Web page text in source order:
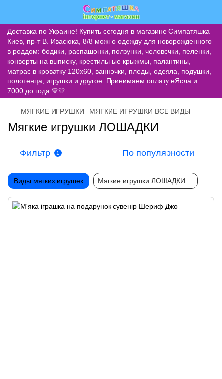
Доставка по Украине! Купить сегодня в магазине Симпатяшка
Киев, пр-т В. Ивасюка, 8/8 можно одежду для новорожденного
в роддом: бодики, распашонки, ползунки, человечки, пеленки,
конверты на выписку, крестильные крыжмы, палантины,
матрас в кроватку 120х60, ванночки, пледы, одеяла, подушки,
полотенца, игрушки и другое. Принимаем оплату еЯсла и
7000 до года 💙💛
МЯГКИЕ ИГРУШКИ МЯГКИЕ ИГРУШКИ ВСЕ ВИДЫ
Мягкие игрушки ЛОШАДКИ
Фильтр 1 По популярности
Виды мягких игрушек Мягкие игрушки ЛОШАДКИ